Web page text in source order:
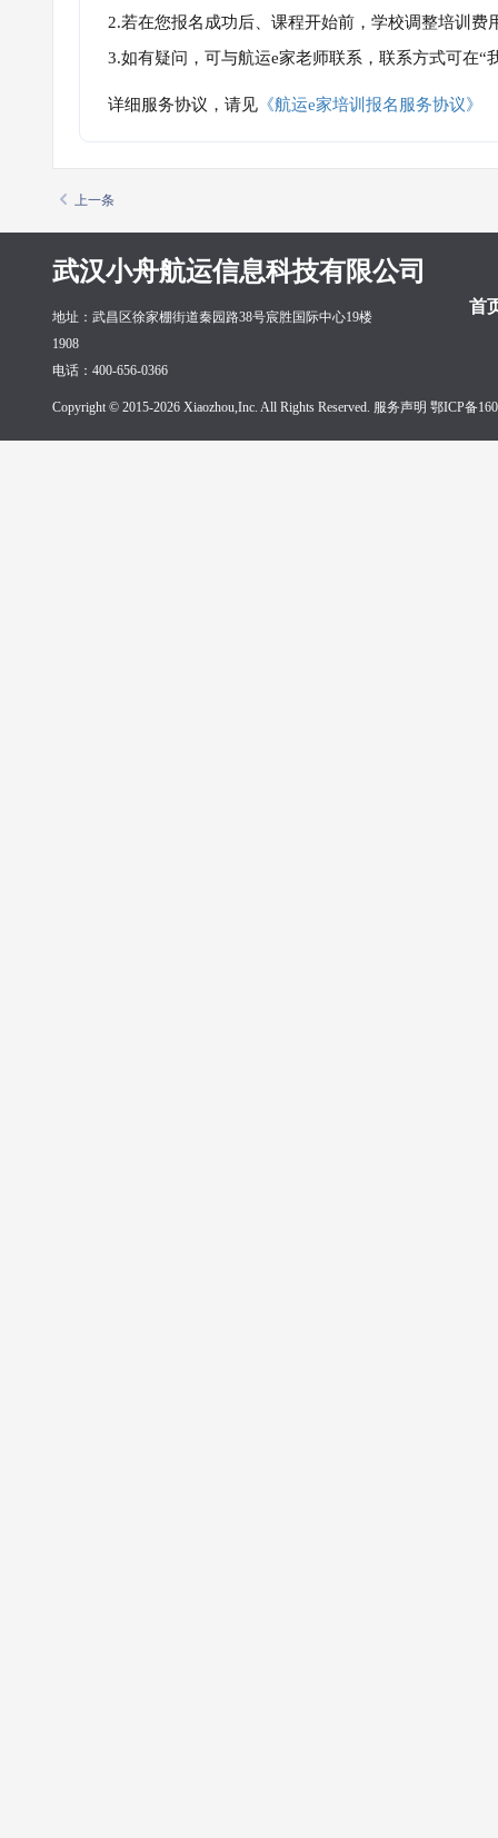
2.若在您报名成功后、课程开始前，学校调整培训
3.如有疑问，可与航运e家老师联系，联系方式可在
详细服务协议，请见 《航运e家培训报名服务协议》
上一条
武汉小舟航运信息科技有限公司
首
地址：武昌区徐家棚街道秦园路38号宸胜国际中心19楼
1908
电话：400-656-0366
Copyright © 2015-2026 Xiaozhou,Inc. All Rights Reserved. 服务声明 鄂ICP备